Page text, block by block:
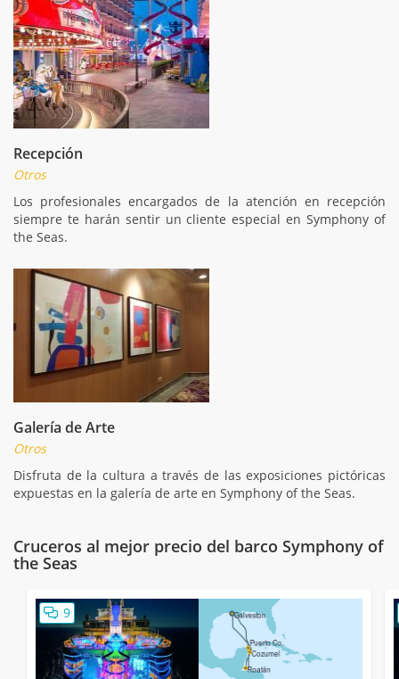
Recepción
Otros
Los profesionales encargados de la atención en recepción
siempre te harán sentir un cliente especial en Symphony of
the Seas.
Galería de Arte
Otros
Disfruta de la cultura a través de las exposiciones pictóricas
expuestas en la galería de arte en Symphony of the Seas.
Cruceros al mejor precio del barco Symphony of
the Seas
9